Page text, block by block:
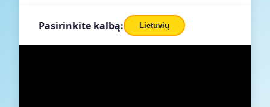
Pasirinkite kalbą: Lietuvių